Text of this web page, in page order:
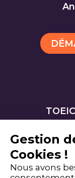
TOEIC
Gestion
Cookies !
Nous avons